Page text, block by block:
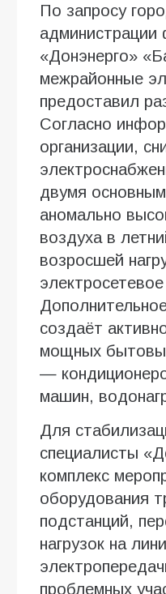
По запросу
«Донэнерго»
межрайонные
предоставил
Согласно
организации,
двумя
аномально
воздуха в
возросшей
создаёт
мощных
—
машин,
Для
специалисты
комплекс
оборудования
подстанций,
нагрузок на
проблемных